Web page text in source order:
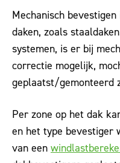
Mechanisch
daken, zoals
systemen, is er bij
correctie mogelijk,
geplaatst/gemonteerd
Per zone op het dak
en het type bevestiger
van een